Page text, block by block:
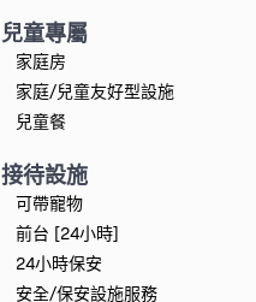
兒童專屬
家庭房
家庭/兒童友好型設施
兒童餐
接待設施
可帶寵物
前台 [24小時]
24小時保安
安全/保安設施服務